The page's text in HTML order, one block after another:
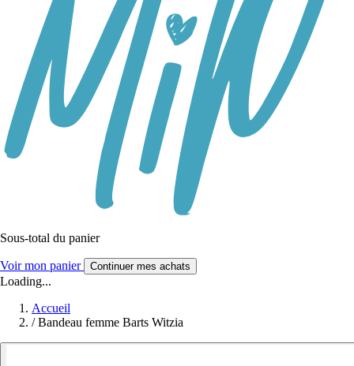
Sous-total du panier
Voir mon panier Continuer mes achats
Loading...
Accueil
/ Bandeau femme Barts Witzia